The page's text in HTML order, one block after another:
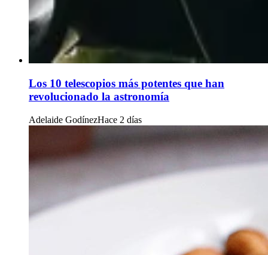
Los 10 telescopios más potentes que han
revolucionado la astronomía
Adelaide GodínezHace 2 días